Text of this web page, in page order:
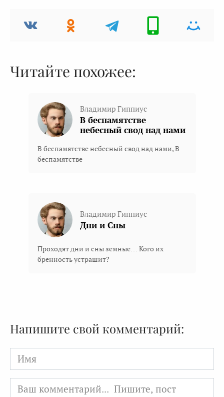
Читайте похожее:
Владимир Гиппиус
В беспамятстве
небесный свод над нами
В беспамятстве небесный свод над нами, В
беспамятстве
Владимир Гиппиус
Дни и Сны
Проходят дни и сны земные… Кого их
бренность устрашит?
Напишите свой комментарий:
Имя